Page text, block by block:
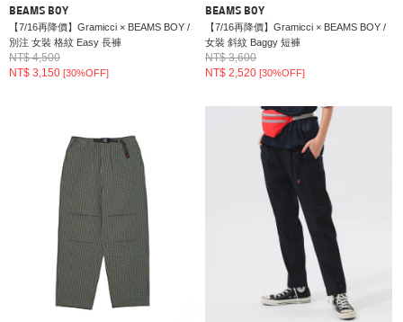
BEAMS BOY
【7/16再降價】Gramicci × BEAMS BOY /
別注 女裝 格紋 Easy 長褲
NT$ 4,500
NT$ 3,150 [30%OFF]
BEAMS BOY
【7/16再降價】Gramicci × BEAMS BOY /
女裝 斜紋 Baggy 短褲
NT$ 3,600
NT$ 2,520[30%OFF]